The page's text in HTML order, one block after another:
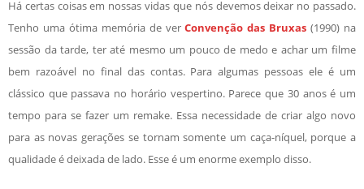
Há certas coisas em nossas vidas que nós devemos deixar no passado.
Tenho uma ótima memória de verConvenção das Bruxas (1990) na
sessão da tarde, ter até mesmo um pouco de medo e achar um filme
bem razoável no final das contas. Para algumas pessoas ele é um
clássico que passava no horário vespertino. Parece que 30 anos é um
tempo para se fazer um remake. Essa necessidade de criar algo novo
para as novas gerações se tornam somente um caça-níquel, porque a
qualidade é deixada de lado. Esse é um enorme exemplo disso.